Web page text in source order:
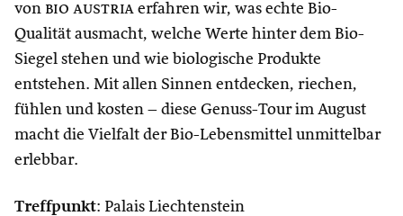
von bio austria erfahren wir, was echte Bio-
Qualität ausmacht, welche Werte hinter dem Bio-
Siegel stehen und wie biologische Produkte
entstehen. Mit allen Sinnen entdecken, riechen,
fühlen und kosten – diese Genuss-Tour im August
macht die Vielfalt der Bio-Lebensmittel unmittelbar
erlebbar.
Treffpunkt: Palais Liechtenstein